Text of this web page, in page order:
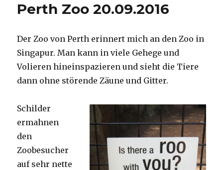
Perth
Perth Zoo 20.09.2016
Der Zoo von Perth erinnert mich an den Zoo in
Singapur. Man kann in viele Gehege und
Volieren hineinspazieren und sieht die Tiere
dann ohne störende Zäune und Gitter.
Schilder
ermahnen
den
Zoobesucher
auf sehr nette